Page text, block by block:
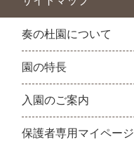
奏の杜園について
園の特長
入園のご案内
保護者専用マイページ